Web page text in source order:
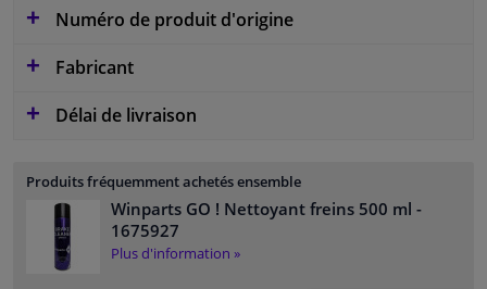
Numéro de produit d'origine
Fabricant
Délai de livraison
Produits fréquemment achetés ensemble
Winparts GO ! Nettoyant freins 500 ml -
1675927
Plus d'information »